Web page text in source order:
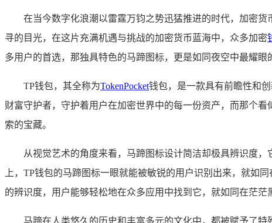
在当今数字化浪潮以雷霆万钧之势迅猛推进的时代，加密
寻的目光，在这片充满机遇与挑战的加密货币蓝海中，众多加密
多用户的首选，那独具特色的马蹄图标，更是如同夜空中最耀眼
TP钱包，其全称为TokenPocket钱包，是一款具有前瞻性和
财富守护者，守护着用户在加密世界中的每一份资产，而那个
索的宝藏。
从视觉艺术的角度来看，马蹄图标设计简洁却极具辨识度
上，TP钱包的马蹄图标一眼就能被敏锐的用户识别出来，就如
的辨识度，用户能够轻松地在众多应用中找到它，就如同在茫
马蹄在人类悠久的历史和丰富多元的文化中，都被赋予了